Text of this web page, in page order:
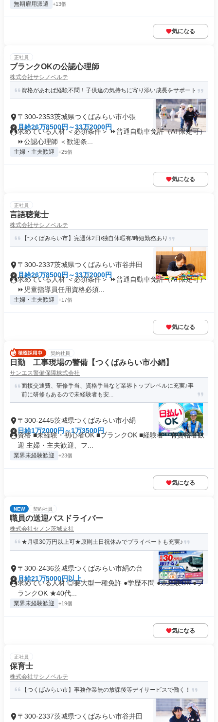
無期雇用派遣 +13個
気になる
正社員
ブランクOKの公認心理師
株式会社サシノベルテ
資格があれば経験不問！子供達の気持ちに寄り添い成長をサポート
〒300-2353茨城県つくばみらい市小張
月給26万8500円～33万2000円
求めている人材 ＜必須条件＞ ⏩普通自動車免許（AT限定可）
⏩公認心理師 ＜歓迎条...
主婦・主夫歓迎 +25個
気になる
正社員
言語聴覚士
株式会社サシノベルテ
【つくばみらい市】完週休2日/独自休暇有/時短勤務あり
〒300-2337茨城県つくばみらい市谷井田
月給26万8500円～33万2000円
求めている人材 ＜必須条件＞ ⏩普通自動車免許（AT限定可）
⏩児童指導員任用資格必須...
主婦・主夫歓迎 +17個
気になる
契約社員
日勤 工事現場の警備【つくばみらい市小絹】
サンエス警備保障株式会社
面接交通費、研修手当、資格手当など業界トップレベルに充実♪事
前に研修もあるので未経験者も安...
〒300-2445茨城県つくばみらい市小絹
日給1万2000円～1万3500円
資格 ■未経験・初心者OK ■ブランクOK ■経験者・有資格者歓
迎 主婦・主夫歓迎、フ...
業界未経験歓迎 +23個
気になる
NEW 契約社員
職員の送迎バスドライバー
株式会社セノン茨城支社
★月収30万円以上可★原則土日祝休みでプライベートも充実♪
〒300-2436茨城県つくばみらい市絹の台
月給21万5000円以上
求めている人材 ◎要大型一種免許 ●学歴不問 ●未経験OK ●ブ
ランクOK ★40代...
業界未経験歓迎 +19個
気になる
正社員
保育士
株式会社サシノベルテ
【つくばみらい市】事務作業無の放課後等デイサービスで働く！
〒300-2337茨城県つくばみらい市谷井田